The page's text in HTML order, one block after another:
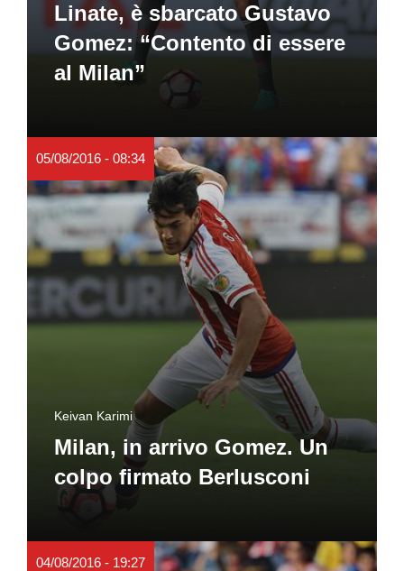
Linate, è sbarcato Gustavo
Gomez: “Contento di essere
al Milan”
05/08/2016 - 08:34
Keivan Karimi
Milan, in arrivo Gomez. Un
colpo firmato Berlusconi
04/08/2016 - 19:27